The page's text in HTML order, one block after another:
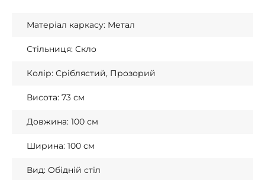
Матеріал каркасу: Метал
Стільниця: Скло
Колір: Сріблястий, Прозорий
Висота: 73 см
Довжина: 100 см
Ширина: 100 см
Вид: Обідній стіл